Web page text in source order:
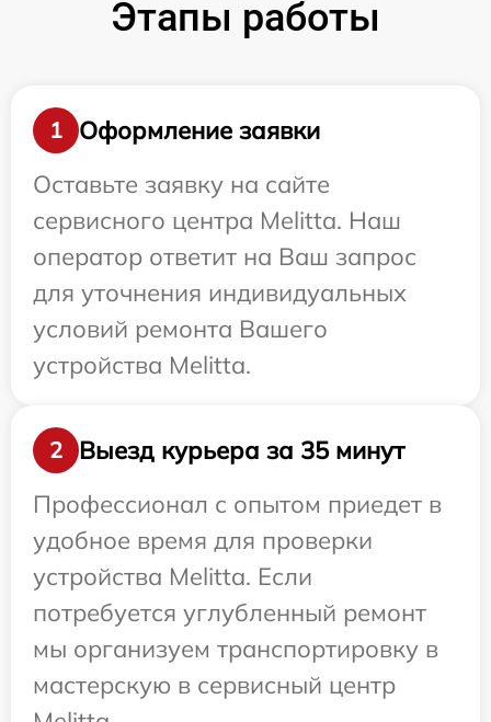
Этапы работы
1
Оформление заявки
Оставьте заявку на сайте
сервисного центра Melitta. Наш
оператор ответит на Ваш запрос
для уточнения индивидуальных
условий ремонта Вашего
устройства Melitta.
2
Выезд курьера за 35 минут
Профессионал с опытом приедет в
удобное время для проверки
устройства Melitta. Если
потребуется углубленный ремонт
мы организуем транспортировку в
мастерскую в сервисный центр